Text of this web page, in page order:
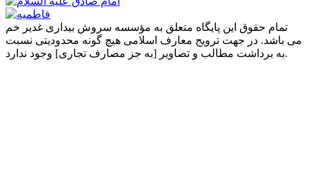
تمام حقوق این پایگاه متعلق به مؤسسه سروش بیداری غدیر خم
می باشد. در جهت ترویج معارف اسلامی هیچ گونه محدودیتی نسبت
به برداشت مطالب و تصاویر [به جز مصارف تجاری] وجود ندارد.